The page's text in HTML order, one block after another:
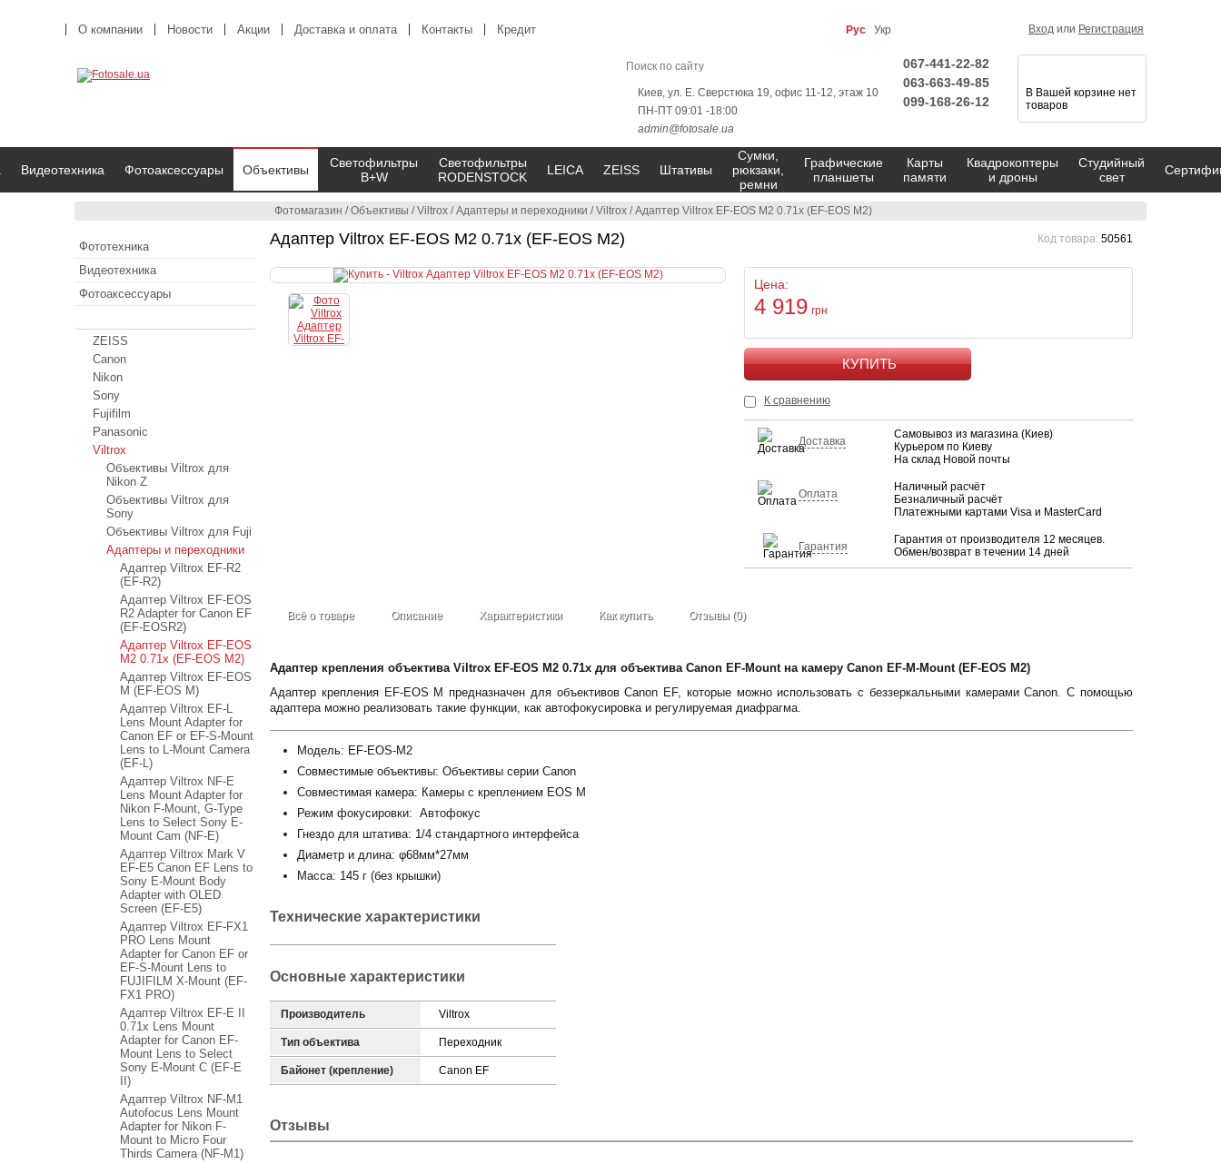
Фотомагазин /Объективы /Viltrox /Адаптеры и переходники /Viltrox /Адаптер Viltrox EF-EOS M2 0.71x (EF-EOS M2)
Адаптер Viltrox EF-EOS M2 0.71x (EF-EOS M2) Код товара: 50561
Цена:
4 919 грн
КУПИТЬ
К сравнению
Доставка
Самовывоз из магазина (Киев)
Курьером по Киеву
На склад Новой почты
Оплата
Наличный расчёт
Безналичный расчёт
Платежными картами Visa и MasterCard
Гарантия
Гарантия от производителя 12 месяцев.
Обмен/возврат в течении 14 дней
Всё о товаре Описание Характеристики Как купить Отзывы (0)
Адаптер крепления объектива Viltrox EF-EOS M2 0.71x для объектива Canon EF-Mount на камеру Canon EF-M-Mount (EF-EOS M2)
Адаптер крепления EF-EOS M предназначен для объективов Canon EF, которые можно использовать с беззеркальными камерами Canon. С помощью
адаптера можно реализовать такие функции, как автофокусировка и регулируемая диафрагма.
Модель: EF-EOS-M2
Совместимые объективы: Объективы серии Canon
Совместимая камера: Камеры с креплением EOS M
Режим фокусировки: Автофокус
Гнездо для штатива: 1/4 стандартного интерфейса
Диаметр и длина: φ68мм*27мм
Масса: 145 г (без крышки)
Технические характеристики
Основные характеристики
Производитель Viltrox
Тип объектива Переходник
Байонет (крепление) Canon EF
Отзывы
О компании Новости Акции Доставка и оплата Контакты Кредит Рус Укр Вход или Регистрация
Киев, ул. Е. Сверстюка 19, офис 11-12, этаж 10
ПН-ПТ 09:01 -18:00
admin@fotosale.ua
067-441-22-82
063-663-49-85
099-168-26-12
В Вашей корзине нет
товаров
Видеотехника Фотоаксессуары Объективы
Светофильтры
B+W
Светофильтры
RODENSTOCK
LEICA ZEISS Штативы
Сумки,
рюкзаки,
ремни
Графические
планшеты
Карты
памяти
Квадрокоптеры
и дроны
Студийный
свет
Фототехника
Видеотехника
Фотоаксессуары
ZEISS
Canon
Nikon
Sony
Fujifilm
Panasonic
Viltrox
Объективы Viltrox для
Nikon Z
Объективы Viltrox для
Sony
Объективы Viltrox для Fuji
Адаптеры и переходники
Адаптер Viltrox EF-R2
(EF-R2)
Адаптер Viltrox EF-EOS
R2 Adapter for Canon EF
(EF-EOSR2)
Адаптер Viltrox EF-EOS
M2 0.71x (EF-EOS M2)
Адаптер Viltrox EF-EOS
M (EF-EOS M)
Адаптер Viltrox EF-L
Lens Mount Adapter for
Canon EF or EF-S-Mount
Lens to L-Mount Camera
(EF-L)
Адаптер Viltrox NF-E
Lens Mount Adapter for
Nikon F-Mount, G-Type
Lens to Select Sony E-
Mount Cam (NF-E)
Адаптер Viltrox Mark V
EF-E5 Canon EF Lens to
Sony E-Mount Body
Adapter with OLED
Screen (EF-E5)
Адаптер Viltrox EF-FX1
PRO Lens Mount
Adapter for Canon EF or
EF-S-Mount Lens to
FUJIFILM X-Mount (EF-
FX1 PRO)
Адаптер Viltrox EF-E II
0.71x Lens Mount
Adapter for Canon EF-
Mount Lens to Select
Sony E-Mount C (EF-E
II)
Адаптер Viltrox NF-M1
Autofocus Lens Mount
Adapter for Nikon F-
Mount to Micro Four
Thirds Camera (NF-M1)